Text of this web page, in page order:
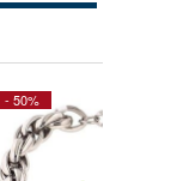
- 50%